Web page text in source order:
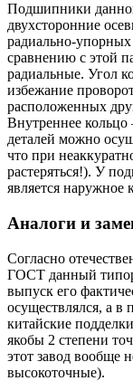
Подшипники
двухсторонние
радиально-
сравнению с этой
радиальные. Угол
избежание
расположенных
Внутреннее
деталей можно
что при
растеряться!). У
является наружное
Аналоги и
Согласно
ГОСТ данный
выпуск его
осуществлялся, а в
китайские
якобы 2 степени
этот завод вообще
высокоточные).